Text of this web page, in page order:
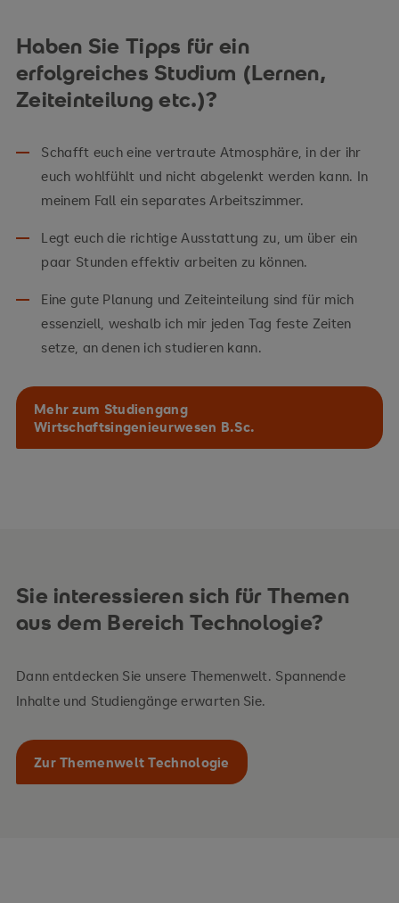
Haben Sie Tipps für ein
erfolgreiches Studium (Lernen,
Zeiteinteilung etc.)?
Schafft euch eine vertraute Atmosphäre, in der ihr
euch wohlfühlt und nicht abgelenkt werden kann. In
meinem Fall ein separates Arbeitszimmer.
Legt euch die richtige Ausstattung zu, um über ein
paar Stunden effektiv arbeiten zu können.
Eine gute Planung und Zeiteinteilung sind für mich
essenziell, weshalb ich mir jeden Tag feste Zeiten
setze, an denen ich studieren kann.
Mehr zum Studiengang
Wirtschaftsingenieurwesen B.Sc.
Sie interessieren sich für Themen
aus dem Bereich Technologie?
Dann entdecken Sie unsere Themenwelt. Spannende
Inhalte und Studiengänge erwarten Sie.
Zur Themenwelt Technologie